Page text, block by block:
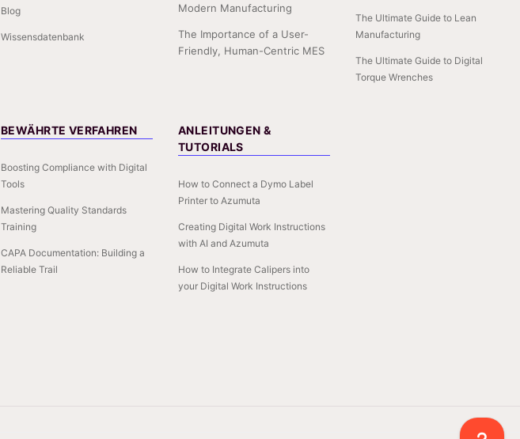
Blog
Wissensdatenbank
Modern Manufacturing
The Importance of a User-
Friendly, Human-Centric MES
The Ultimate Guide to Lean
Manufacturing
The Ultimate Guide to Digital
Torque Wrenches
BEWÄHRTE VERFAHREN
Boosting Compliance with Digital
Tools
Mastering Quality Standards
Training
CAPA Documentation: Building a
Reliable Trail
ANLEITUNGEN &
TUTORIALS
How to Connect a Dymo Label
Printer to Azumuta
Creating Digital Work Instructions
with AI and Azumuta
How to Integrate Calipers into
your Digital Work Instructions